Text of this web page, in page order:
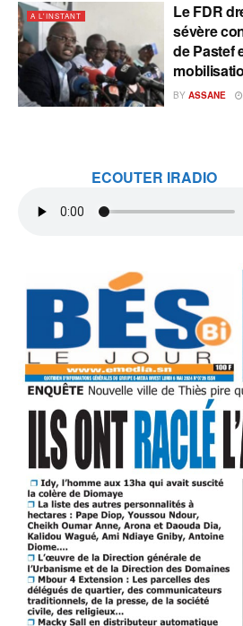
A L'INSTANT
Le FDR
sévère
de Pastef
BY ASSANE
ECOUTER IRADIO